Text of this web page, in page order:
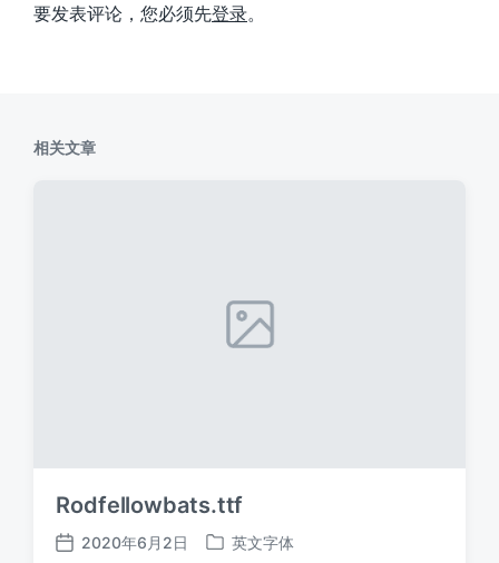
要发表评论，您必须先登录。
相关文章
Rodfellowbats.ttf
发
2020年6月2日
发
英文字体